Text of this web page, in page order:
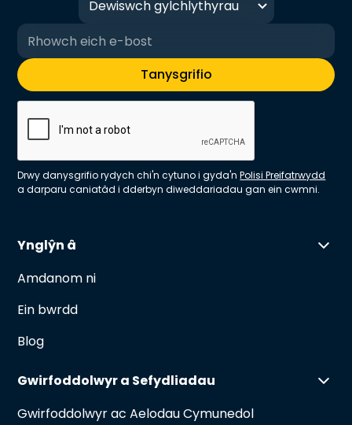
Dewiswch gylchlythyrau
Drwy danysgrifio rydych chi'n cytuno i gyda'nPolisi Preifatrwydd
a darparu caniatâd i dderbyn diweddariadau gan ein cwmni.
Ynglŷn â
Amdanom ni
Ein bwrdd
Blog
Gwirfoddolwyr a Sefydliadau
Gwirfoddolwyr ac Aelodau Cymunedol